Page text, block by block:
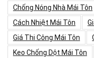
Chống Nóng Nhà Mái Tôn
Cách Nhiệt Mái Tôn
Giá Thi Công Mái Tôn
Keo Chống Dột Mái Tôn